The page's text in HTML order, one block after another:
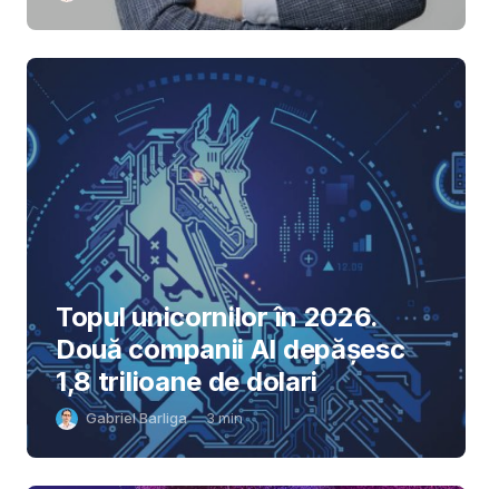
Topul unicornilor în 2026.
Două companii AI depășesc
1,8 trilioane de dolari
Gabriel Barliga 3min